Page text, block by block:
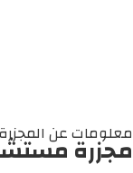
معلومات عن المجزرة
مجزرة